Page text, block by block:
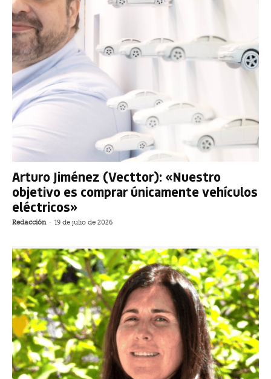
Arturo Jiménez (Vecttor): «Nuestro
objetivo es comprar únicamente vehículos
eléctricos»
Redacción - 19 de julio de 2026